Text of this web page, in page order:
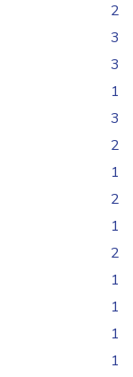
2
3
3
1
3
2
1
2
1
2
1
1
1
1